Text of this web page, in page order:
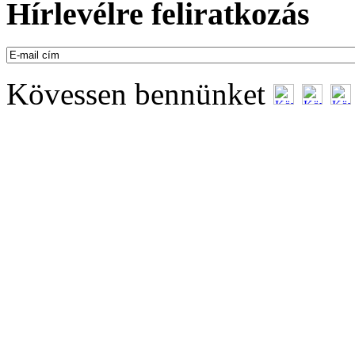
Hírlevélre feliratkozás
Kövessen bennünket